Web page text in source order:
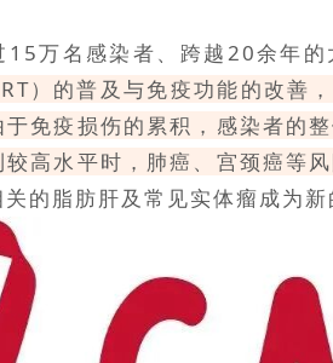
15万名感染者、跨越20余年
）的普及与免疫功能的改善
免疫损伤的累积，感染者的
高水平时，肺癌、宫颈癌等风
的脂肪肝及常见实体瘤成为新